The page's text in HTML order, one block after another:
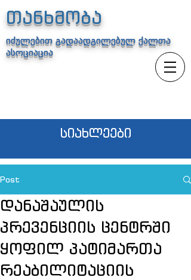
თანხმობა
იძულებით გადაადგილებულ ქალთა
ასოციაცია
სიახლეები
Post
დანაშაულის
პრევენციის ცენტრში
ყოფილ პატიმართა
რეაბილიტაციის